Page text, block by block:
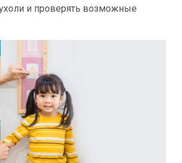
и проверять возможные